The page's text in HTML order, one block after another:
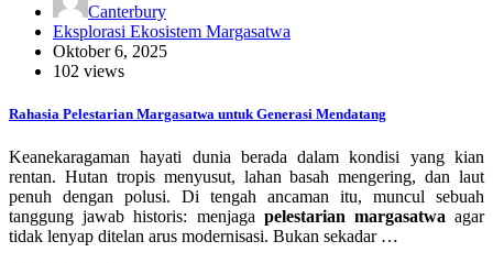
Canterbury
Eksplorasi Ekosistem Margasatwa
Oktober 6, 2025
102 views
Rahasia Pelestarian Margasatwa untuk Generasi Mendatang
Keanekaragaman hayati dunia berada dalam kondisi yang kian
rentan. Hutan tropis menyusut, lahan basah mengering, dan laut
penuh dengan polusi. Di tengah ancaman itu, muncul sebuah
tanggung jawab historis: menjaga pelestarian margasatwa agar
tidak lenyap ditelan arus modernisasi. Bukan sekadar …